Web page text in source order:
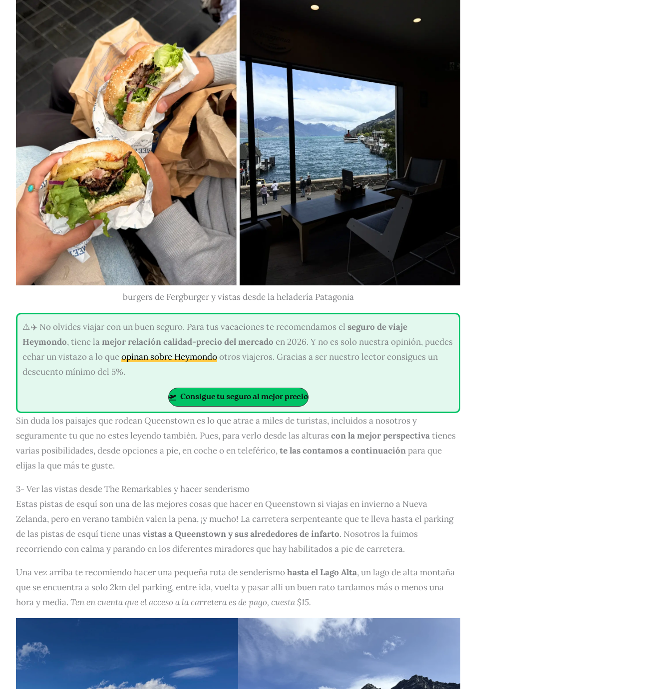
burgers de Fergburger y vistas desde la heladería Patagonia
⚠️✈️ No olvides viajar con un buen seguro. Para tus vacaciones te recomendamos el seguro de viaje
Heymondo, tiene lamejor relación calidad-precio del mercado en 2026. Y no es solo nuestra opinión, puedes
echar un vistazo a lo queopinan sobre Heymondootros viajeros. Gracias a ser nuestro lector consigues un
descuento mínimo del 5%.
Consigue tu seguro al mejor precio
Sin duda los paisajes que rodean Queenstown es lo que atrae a miles de turistas, incluidos a nosotros y
seguramente tu que no estes leyendo también. Pues, para verlo desde las alturas con la mejor perspectivatienes
varias posibilidades, desde opciones a pie, en coche o en teleférico,te las contamos a continuaciónpara que
elijas la que más te guste.
3- Ver las vistas desde The Remarkables y hacer senderismo
Estas pistas de esquí son una de las mejores cosas que hacer en Queenstown si viajas en invierno a Nueva
Zelanda, pero en verano también valen la pena, ¡y mucho! La carretera serpenteante que te lleva hasta el parking
de las pistas de esquí tiene unas vistas a Queenstown y sus alrededores de infarto. Nosotros la fuimos
recorriendo con calma y parando en los diferentes miradores que hay habilitados a pie de carretera.
Una vez arriba te recomiendo hacer una pequeña ruta de senderismohasta el Lago Alta, un lago de alta montaña
que se encuentra a solo 2km del parking, entre ida, vuelta y pasar allí un buen rato tardamos más o menos una
hora y media. Ten en cuenta que el acceso a la carretera es de pago, cuesta $15.